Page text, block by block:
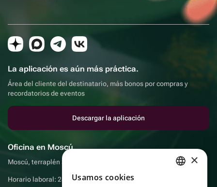
La aplicación es aún más práctica.
Área del cliente del destinatario, más bonos por compras y
recordatorios de eventos
Descargar la aplicación
Oficina en Moscú
Moscú, terraplén Sadovnicheskaya, 9, sala 2/3
Horario laboral: 24 horas
×
Usamos cookies